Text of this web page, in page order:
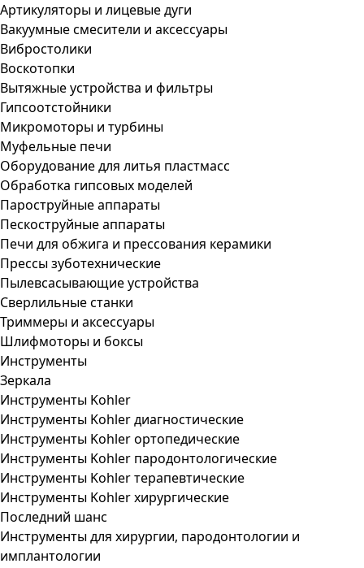
Артикуляторы и лицевые дуги
Вакуумные смесители и аксессуары
Вибростолики
Воскотопки
Вытяжные устройства и фильтры
Гипсоотстойники
Микромоторы и турбины
Муфельные печи
Оборудование для литья пластмасс
Обработка гипсовых моделей
Пароструйные аппараты
Пескоструйные аппараты
Печи для обжига и прессования керамики
Прессы зуботехнические
Пылевсасывающие устройства
Сверлильные станки
Триммеры и аксессуары
Шлифмоторы и боксы
Инструменты
Зеркала
Инструменты Kohler
Инструменты Kohler диагностические
Инструменты Kohler ортопедические
Инструменты Kohler пародонтологические
Инструменты Kohler терапевтические
Инструменты Kohler хирургические
Последний шанс
Инструменты для хирургии, пародонтологии и
имплантологии